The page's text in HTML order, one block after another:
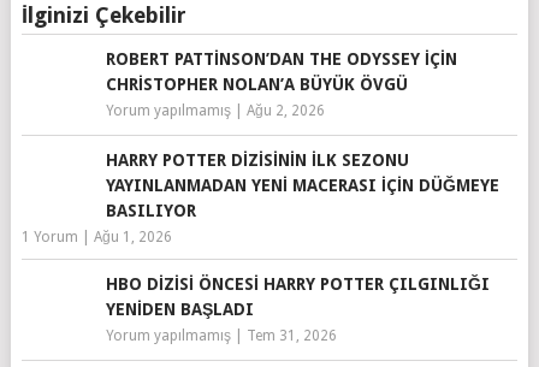
İlginizi Çekebilir
ROBERT PATTINSON’DAN THE ODYSSEY IÇIN
CHRISTOPHER NOLAN’A BÜYÜK ÖVGÜ
Yorum yapılmamış| Ağu 2, 2026
HARRY POTTER DIZISININ İLK SEZONU
YAYINLANMADAN YENI MACERASI IÇIN DÜĞMEYE
BASILIYOR
1 Yorum Ağu 1, 2026
HBO DIZISI ÖNCESI HARRY POTTER ÇILGINLIĞI
YENIDEN BAŞLADI
Yorum yapılmamış| Tem 31, 2026